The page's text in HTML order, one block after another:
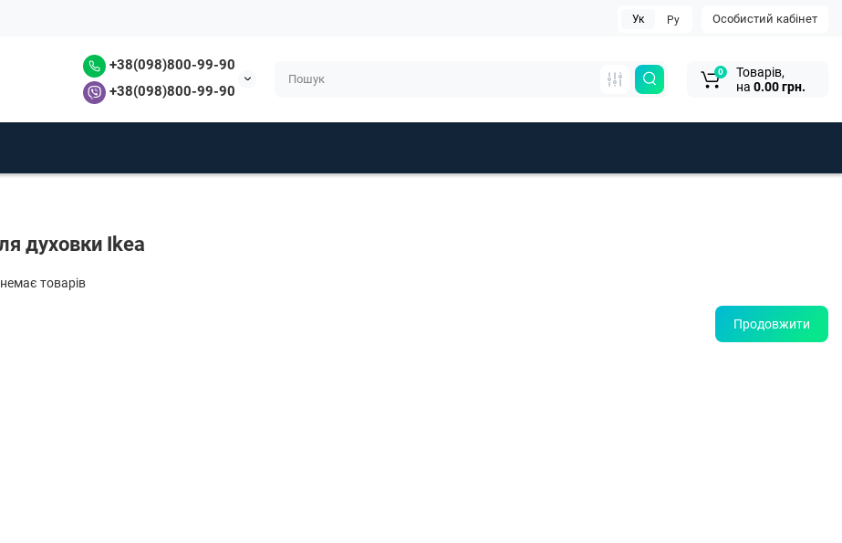
Особистий кабінет
Ук Ру
+38(098)800-99-90
+38(098)800-99-90
0
Товарів,
на 0.00 грн.
духовки Ikea
немає товарів
Продовжити